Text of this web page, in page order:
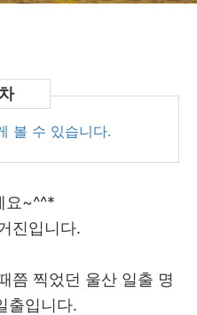
볼 수 있습니다.
요~^^*
진입니다.
쯤 찍었던 울산 일출 명
출입니다.